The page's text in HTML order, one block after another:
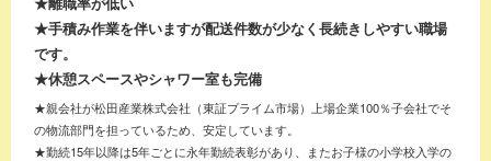
★手積み作業を伴いますが配送件数が少なく長続きしやすい職場
です。
★休憩スペースやシャワー室も完備
★親会社が松田産業株式会社（東証プライム市場）上場企業100％子会社でそ
の物流部門を担っているため、安定しています。
★勤続15年以降は5年ごとに永年勤続表彰があり、またお子様の小学校入学の